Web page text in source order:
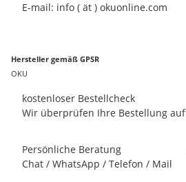
E-mail: info ( ät ) okuonline.com
Hersteller gemäß GPSR
OKU
kostenloser Bestellcheck
Wir überprüfen Ihre Bestellung
Persönliche Beratung
Chat / WhatsApp / Telefon / Mail